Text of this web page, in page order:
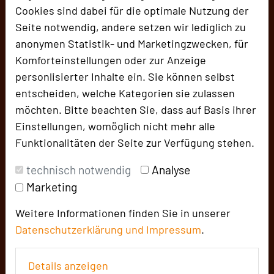
Cookies sind dabei für die optimale Nutzung der
Seite notwendig, andere setzen wir lediglich zu
anonymen Statistik- und Marketingzwecken, für
Komforteinstellungen oder zur Anzeige
personlisierter Inhalte ein. Sie können selbst
entscheiden, welche Kategorien sie zulassen
möchten. Bitte beachten Sie, dass auf Basis ihrer
Einstellungen, womöglich nicht mehr alle
Funktionalitäten der Seite zur Verfügung stehen.
technisch notwendig
Analyse
Marketing
Weitere Informationen finden Sie in unserer
Datenschutzerklärung und Impressum.
Details anzeigen
Designhotel + Congress-Centrum WIENECKE
Hildesheimer Straße 380
phone +49 511 12611-538
language Homepage
zur Tagungsanfrage hinzufügen